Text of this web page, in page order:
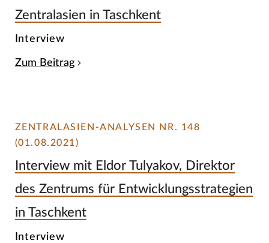
Zentralasien in Taschkent
Interview
Zum Beitrag
ZENTRALASIEN-ANALYSEN NR. 148
(01.08.2021)
Interview mit Eldor Tulyakov, Direktor
des Zentrums für Entwicklungsstrategien
in Taschkent
Interview